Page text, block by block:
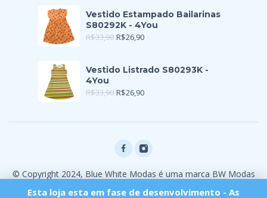
Vestido Estampado Bailarinas
S80292K - 4You
R$33,90 R$26,90
Vestido Listrado S80293K -
4You
R$33,90 R$26,90
© Copyright 2024, Blue White Modas é uma marca BW Modas
Esta loja esta em fase de desenvolvimento - As